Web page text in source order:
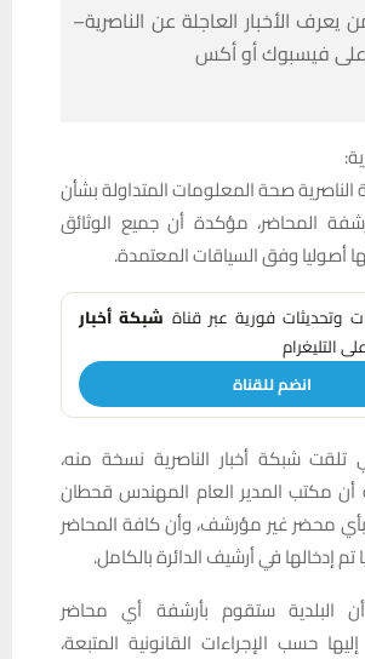
الأخبار العاجلة عن الناصرية–
على فيسبوك أو أكس
الناصرية صحة المعلومات المتداولة بشأن
المحاضر، مؤكدة أن جميع الوثائق
أصوليا وفق السياقات المعتمدة.
وتحديثات فورية عبر قناة شبكة أخبار
على التليغرام
انضم للقناة
شبكة أخبار الناصرية نسخة منه،
أن مكتب المدير العام المهندس قحطان
محضر غير مؤرشف، وأن كافة المحاضر
إدخالها في أرشيف الدائرة بالكامل.
البلدية ستقوم بأرشفة أي محاضر
حسب الإجراءات القانونية المتبعة،